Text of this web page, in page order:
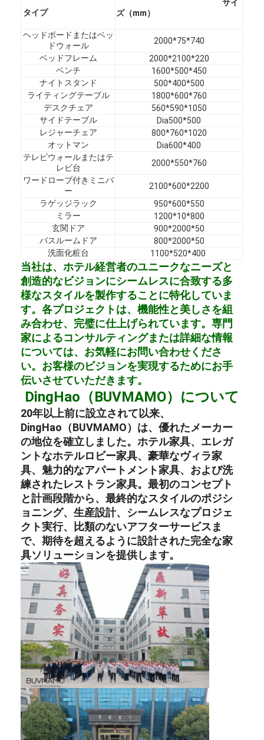
ホテル家具
ヴィラ家具
アパートの家具
商用クラブ家具
ダイニングルームの家具
オフィス家具
据え付け家具
装飾された家具
タイプ
サイ
ズ（mm）
ヘッドボードまたはベッ
ドウォール
2000*75*740
ベッドフレーム
2000*2100*220
ベンチ
1600*500*450
ナイトスタンド
500*400*500
ライティングテーブル
1800*600*760
デスクチェア
560*590*1050
サイドテーブル
Dia500*500
レジャーチェア
800*760*1020
オットマン
Dia600*400
テレビウォールまたはテ
レビ台
2000*550*760
ワードローブ付きミニバ
ー
2100*600*2200
ラゲッジラック
950*600*550
ミラー
1200*10*800
玄関ドア
900*2000*50
バスルームドア
800*2000*50
洗面化粧台
1100*520*400
当社は、ホテル経営者のユニークなニーズと
創造的なビジョンにシームレスに合致する多
様なスタイルを製作することに特化していま
す。各プロジェクトは、機能性と美しさを組
み合わせ、完璧に仕上げられています。専門
家によるコンサルティングまたは詳細な情報
については、お気軽にお問い合わせくださ
い。お客様のビジョンを実現するためにお手
伝いさせていただきます。
DingHao（BUVMAMO）について
20年以上前に設立されて以来、
DingHao（BUVMAMO）は、優れたメーカー
の地位を確立しました。ホテル家具、 エレガ
ントなホテルロビー家具、豪華なヴィラ家
具、 魅力的なアパートメント家具、および洗
練されたレストラン家具。最初のコンセプト
と計画段階から、最終的なスタイルのポジシ
ョニング、生産設計、シームレスなプロジェ
クト実行、比類のないアフターサービスま
で、期待を超えるように設計された完全な家
具ソリューションを提供します。